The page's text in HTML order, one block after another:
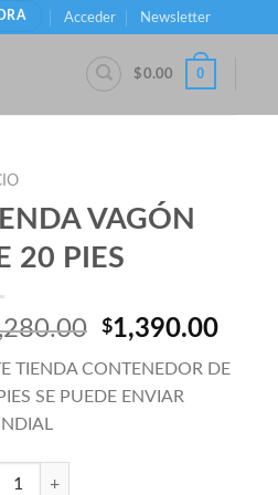
Acceder Newsletter
$0.00 0
VAGÓN
20 PIES
El
original
era:
$1,390.00El
actual
TIENDA CONTENEDOR DE
SE PUEDE ENVIAR